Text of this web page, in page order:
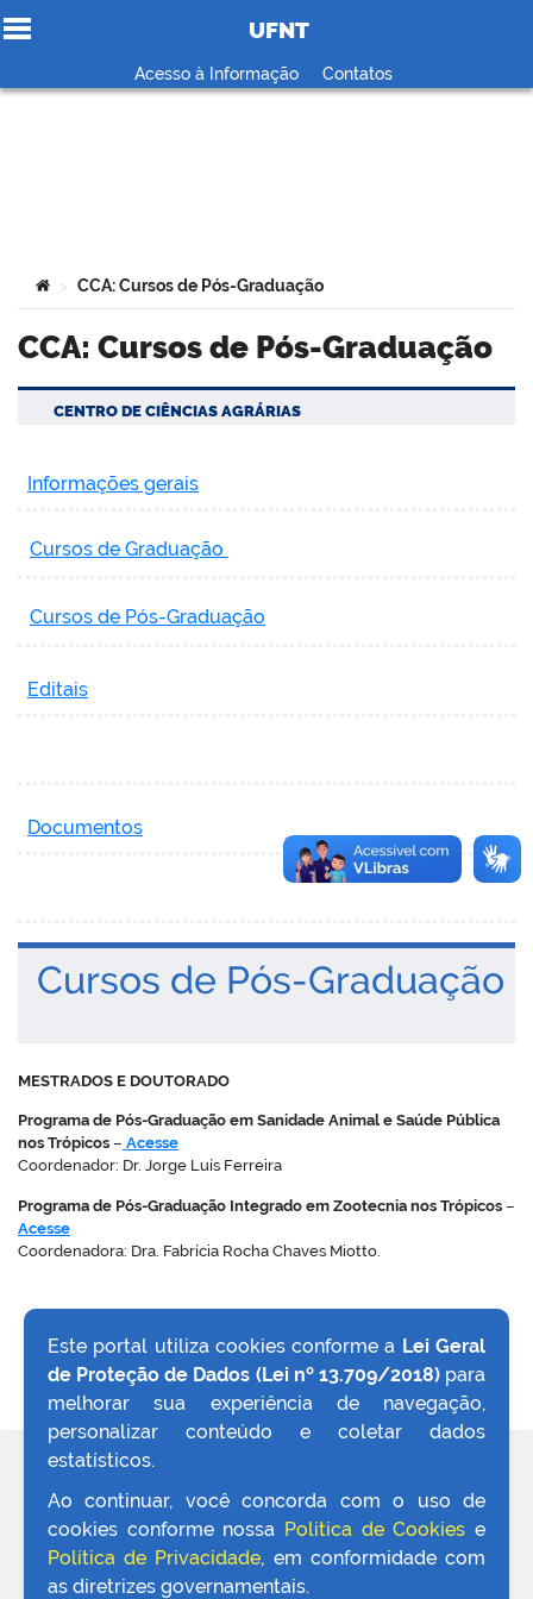
Ir para o conteúdo
UFNT
Acesso à Informação Contatos
Você está aqui:
> CCA: Cursos de Pós-Graduação
CCA: Cursos de Pós-Graduação
CENTRO DE CIÊNCIAS AGRÁRIAS
Informações gerais
Cursos de Graduação
Cursos de Pós-Graduação
Editais
Documentos
Cursos de Pós-Graduação
MESTRADOS E DOUTORADO
Programa de Pós-Graduação em Sanidade Animal e Saúde Pública
nos Trópicos – Acesse
Coordenador: Dr. Jorge Luís Ferreira
Programa de Pós-Graduação Integrado em Zootecnia nos Trópicos –
Acesse
Coordenadora: Dra. Fabrícia Rocha Chaves Miotto.
VOLTAR AO TOPO
Este portal utiliza cookies conforme a Lei Geral
de Proteção de Dados (Lei nº 13.709/2018)para
melhorar sua experiência de navegação,
personalizar conteúdo e coletar dados
estatísticos.
Ao continuar, você concorda com o uso de
cookies conforme nossa Política de Cookies e
Política de Privacidade, em conformidade com
as diretrizes governamentais.